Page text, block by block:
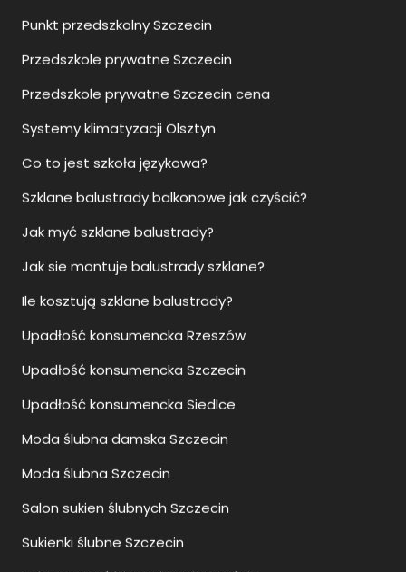
Systemy klimatyzacji Olsztyn
Co to jest szkoła językowa?
Szklane balustrady balkonowe jak czyścić?
Jak myć szklane balustrady?
Jak sie montuje balustrady szklane?
Ile kosztują szklane balustrady?
Upadłość konsumencka Rzeszów
Upadłość konsumencka Szczecin
Upadłość konsumencka Siedlce
Moda ślubna damska Szczecin
Moda ślubna Szczecin
Salon sukien ślubnych Szczecin
Sukienki ślubne Szczecin
Jak otworzyć biuro nieruchomości?
Jak otworzyć agencje nieruchomości?
Przewodnik Szczecin